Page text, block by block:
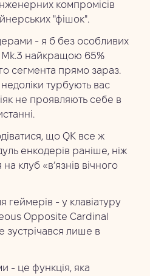
компромісів
"фішок".
- я б без особливих
Mk.3 найкращою 65%
сегмента прямо зараз.
турбують вас
не проявляють себе в
що QK все ж
енкодерів раніше, ніж
клуб «в’язнів вічного
геймерів - у клавіатуру
Opposite Cardinal
зустрічався лише в
- це функція, яка